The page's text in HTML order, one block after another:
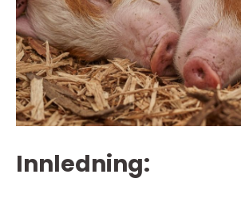
Innledning: